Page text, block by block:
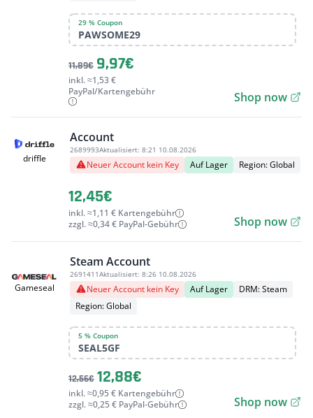
29 % Coupon
PAWSOME29
11,89€ 9,97€
inkl. ≈1,53 €
PayPal/Kartengebühr
Shop now
driffle
Account
2689993Aktualisiert: 8:21 10.08.2026
Neuer Account kein Key Auf Lager Region: Global
12,45€
inkl. ≈1,11 € Kartengebühr
zzgl. ≈0,34 € PayPal-Gebühr
Shop now
Gameseal
Steam Account
2691411Aktualisiert: 8:26 10.08.2026
Neuer Account kein Key Auf Lager
DRM: Steam
Region: Global
5 % Coupon
SEAL5GF
12,56€ 12,88€
inkl. ≈0,95 € Kartengebühr
zzgl. ≈0,25 € PayPal-Gebühr
Shop now